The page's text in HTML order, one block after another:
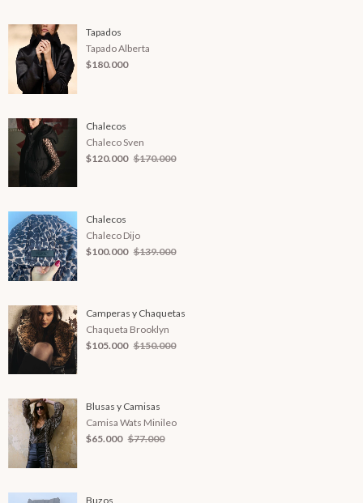
Tapados
Tapado Alberta
$180.000
Chalecos
Chaleco Sven
$120.000 $170.000
Chalecos
Chaleco Dijo
$100.000 $139.000
Camperas y Chaquetas
Chaqueta Brooklyn
$105.000 $150.000
Blusas y Camisas
Camisa Wats Minileo
$65.000 $77.000
Buzos